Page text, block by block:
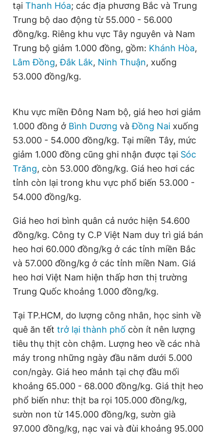
Tổng biên tập: Nguyễn Ngọc Toàn
Phó tổng biên tập thường trực: Hải Thành
Phó tổng biên tập: Lâm Hiếu Dũng
Phó tổng biên tập: Trần Việt Hưng
Tổng thư ký tòa soạn: Đức Trung
Giấy phép xuất bản số 110/GP - BTTTT cấp ngày 24.3.2020
© 2003-2026 Bản quyền thuộc về Báo Thanh Niên. Cấm sao
chép dưới mọi hình thức nếu không có sự chấp thuận bằng văn
bản. Phát triển bởi ePi Technologies, JSC.
tại Thanh Hóa; các địa phương Bắc và Trung
Trung bộ dao động từ 55.000 - 56.000
đồng/kg. Riêng khu vực Tây nguyên và Nam
Trung bộ giảm 1.000 đồng, gồm: Khánh Hòa,
Lâm Đồng,Đắk Lắk, Ninh Thuận, xuống
53.000 đồng/kg.
Khu vực miền Đông Nam bộ, giá heo hơi giảm
1.000 đồng ở Bình Dương vàĐồng Nai xuống
53.000 - 54.000 đồng/kg. Tại miền Tây, mức
giảm 1.000 đồng cũng ghi nhận được tại Sóc
Trăng, còn 53.000 đồng/kg. Giá heo hơi các
tỉnh còn lại trong khu vực phổ biến 53.000 -
54.000 đồng/kg.
Giá heo hơi bình quân cả nước hiện 54.600
đồng/kg. Công ty C.P Việt Nam duy trì giá bán
heo hơi 60.000 đồng/kg ở các tỉnh miền Bắc
và 57.000 đồng/kg ở các tỉnh miền Nam. Giá
heo hơi Việt Nam hiện thấp hơn thị trường
Trung Quốc khoảng 1.000 đồng/kg.
Tại TP.HCM, do lượng công nhân, học sinh về
quê ăn tết trở lại thành phố còn ít nên lượng
tiêu thụ thịt còn chậm. Lượng heo về các nhà
máy trong những ngày đầu năm dưới 5.000
con/ngày. Giá heo mảnh tại chợ đầu mối
khoảng 65.000 - 68.000 đồng/kg. Giá thịt heo
phổ biến như: thịt ba rọi 105.000 đồng/kg,
sườn non từ 145.000 đồng/kg, sườn già
97.000 đồng/kg, nạc vai và đùi khoảng 95.000